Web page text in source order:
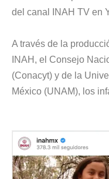
del canal
INAH TV en
A través de la
INAH, el Consejo
(Conacyt) y de la
México (UNAM), los